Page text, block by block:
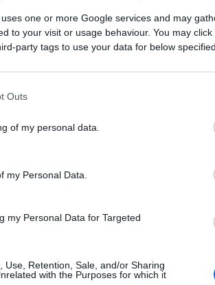
one or more Google services and may
to your visit or usage behaviour. You may
party tags to use your data for below
Outs
of my personal data.
my Personal Data.
my Personal Data for Targeted
Use, Retention, Sale, and/or Sharing
with the Purposes for which it
il percorso formativo
di laurea in Ingegneria
Trieste e Napoli, una
stabile verso la blue
legate al mare.
una visione industriale
richiama anche
di accompagnare la
L’organizzazione
dovrebbe procedere